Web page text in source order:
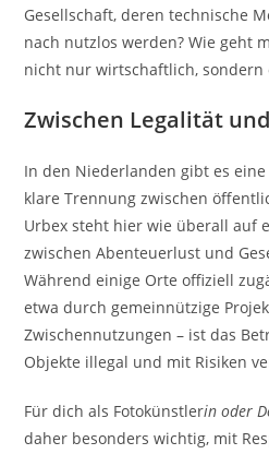
Gesellschaft, deren technische
nach nutzlos werden? Wie geht
nicht nur wirtschaftlich, sondern
Zwischen Legalität
In den Niederlanden gibt es
klare Trennung zwischen
Urbex steht hier wie überall auf
zwischen Abenteuerlust und
Während einige Orte offiziell
etwa durch gemeinnützige
Zwischennutzungen – ist das
Objekte illegal und mit Risiken
Für dich als Fotokünstlerin oder
daher besonders wichtig, mit